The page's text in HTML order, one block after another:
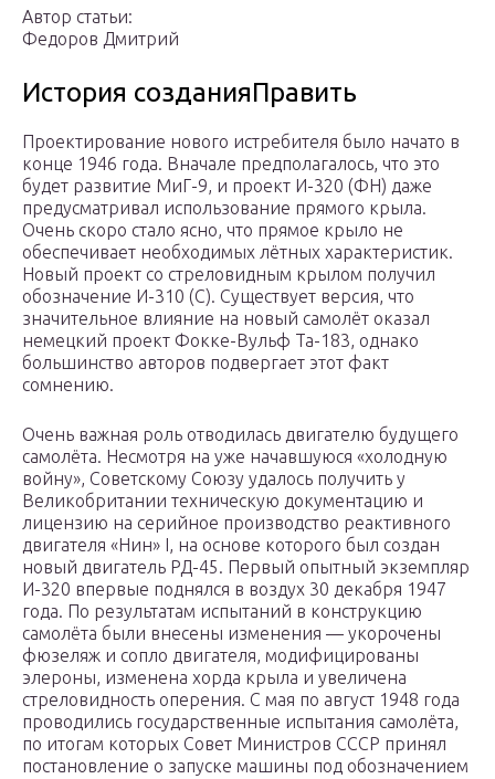
Автор статьи:
Федоров Дмитрий
История созданияПравить
Проектирование нового истребителя было начато в
конце 1946 года. Вначале предполагалось, что это
будет развитие МиГ-9, и проект И-320 (ФН) даже
предусматривал использование прямого крыла.
Очень скоро стало ясно, что прямое крыло не
обеспечивает необходимых лётных характеристик.
Новый проект со стреловидным крылом получил
обозначение И-310 (С). Существует версия, что
значительное влияние на новый самолёт оказал
немецкий проект Фокке-Вульф Та-183, однако
большинство авторов подвергает этот факт
сомнению.
Очень важная роль отводилась двигателю будущего
самолёта. Несмотря на уже начавшуюся «холодную
войну», Советскому Союзу удалось получить у
Великобритании техническую документацию и
лицензию на серийное производство реактивного
двигателя «Нин» I, на основе которого был создан
новый двигатель РД-45. Первый опытный экземпляр
И-320 впервые поднялся в воздух 30 декабря 1947
года. По результатам испытаний в конструкцию
самолёта были внесены изменения — укорочены
фюзеляж и сопло двигателя, модифицированы
элероны, изменена хорда крыла и увеличена
стреловидность оперения. С мая по август 1948 года
проводились государственные испытания самолёта,
по итогам которых Совет Министров СССР принял
постановление о запуске машины под обозначением